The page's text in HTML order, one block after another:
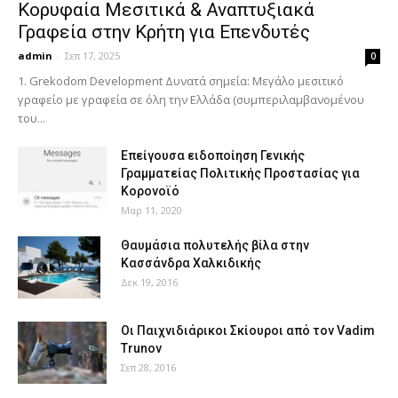
Κορυφαία Μεσιτικά & Αναπτυξιακά
Γραφεία στην Κρήτη για Επενδυτές
admin - Σεπ 17, 2025 0
1. Grekodom Development Δυνατά σημεία: Μεγάλο μεσιτικό
γραφείο με γραφεία σε όλη την Ελλάδα (συμπεριλαμβανομένου
του...
Επείγουσα ειδοποίηση Γενικής
Γραμματείας Πολιτικής Προστασίας για
Κορονοϊό
Μαρ 11, 2020
Θαυμάσια πολυτελής βίλα στην
Κασσάνδρα Χαλκιδικής
Δεκ 19, 2016
Οι Παιχνιδιάρικοι Σκίουροι από τον Vadim
Trunov
Σεπ 28, 2016